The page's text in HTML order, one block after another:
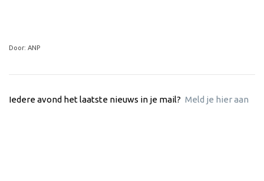
Door: ANP
Iedere avond het laatste nieuws in je mail? Meld je hier aan